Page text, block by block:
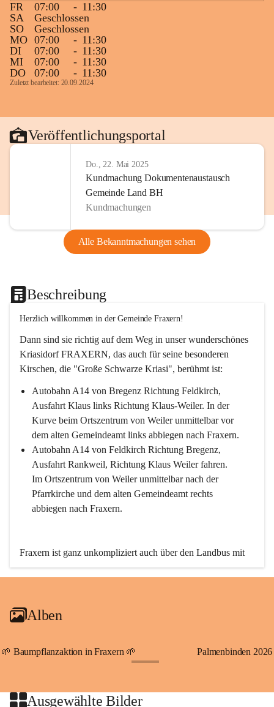
FR
07:00 - 11:30
SA
Geschlossen
SO
Geschlossen
MO 07:00 - 11:30
DI
07:00 - 11:30
MI
07:00 - 11:30
DO
07:00 - 11:30
Zuletzt bearbeitet: 20.09.2024
Veröffentlichungsportal
Do., 22. Mai 2025
Kundmachung Dokumentenaustausch
Gemeinde Land BH
Kundmachungen
Alle Bekanntmachungen sehen
Beschreibung
Herzlich willkommen in der Gemeinde Fraxern!
Dann sind sie richtig auf dem Weg in unser wunderschönes
Kriasidorf FRAXERN, das auch für seine besonderen
Kirschen, die "Große Schwarze Kriasi", berühmt ist:
Autobahn A14 von Bregenz Richtung Feldkirch,
Ausfahrt Klaus links Richtung Klaus-Weiler. In der
Kurve beim Ortszentrum von Weiler unmittelbar vor
dem alten Gemeindeamt links abbiegen nach Fraxern.
Autobahn A14 von Feldkirch Richtung Bregenz,
Ausfahrt Rankweil, Richtung Klaus Weiler fahren.
Im Ortszentrum von Weiler unmittelbar nach der
Pfarrkirche und dem alten Gemeindeamt rechts
abbiegen nach Fraxern.
Fraxern ist ganz unkompliziert auch über den Landbus mit
den öffentlichen Verkehrsmitteln zu erreichen. Die Linie
An Samstagen, Sonn- und Feiertagen können Sie bequem
persönlichen Linienbus zur gewünschten Zeit zu Ihrer
Haltestelle bestellen. Sowohl von Weiler kommend nach
beide Fahrten Weiler-Fraxern-Weiler.
Alben
🌱 Baumpflanzaktion in Fraxern 🌱 Palmenbinden 2026
Ausgewählte Bilder